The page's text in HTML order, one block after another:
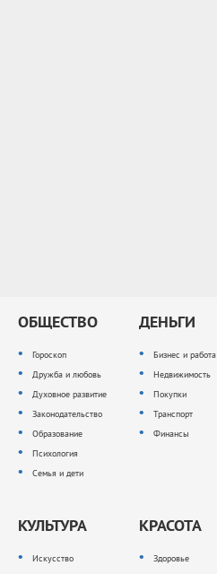
ОБЩЕСТВО
Гороскоп
Дружба и любовь
Духовное развитие
Законодательство
Образование
Психология
Семья и дети
ДЕНЬГИ
Бизнес и работа
Недвижимость
Покупки
Транспорт
Финансы
КУЛЬТУРА
Искусство
КРАСОТА
Здоровье